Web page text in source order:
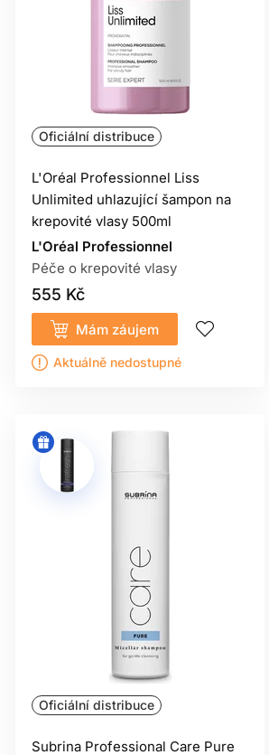
Oficiální distribuce
L'Oréal Professionnel Liss
Unlimited uhlazující šampon na
krepovité vlasy 500ml
L'Oréal Professionnel
Péče o krepovité vlasy
555 Kč
Mám záujem
Aktuálně nedostupné
Oficiální distribuce
Subrina Professional Care Pure